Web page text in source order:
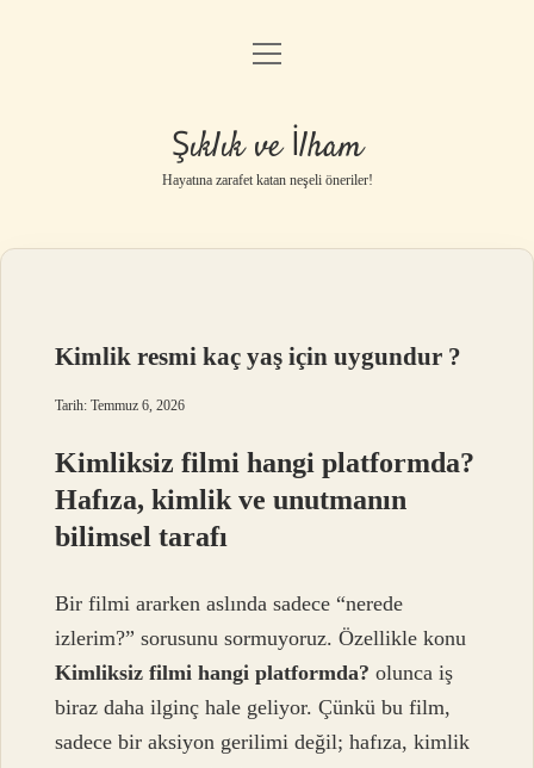
Anasayfa
Gizlilik Politikası
Yasal Uyarı
menüyü
Şıklık ve İlham
Hayatına zarafet katan neşeli öneriler!
Kimlik resmi kaç yaş için uygundur ?
Tarih: Temmuz 6, 2026
Kimliksiz filmi hangi platformda?
Hafıza, kimlik ve unutmanın
bilimsel tarafı
Bir filmi ararken aslında sadece “nerede
izlerim?” sorusunu sormuyoruz. Özellikle konu
Kimliksiz filmi hangi platformda? olunca iş
biraz daha ilginç hale geliyor. Çünkü bu film,
sadece bir aksiyon gerilimi değil; hafıza, kimlik